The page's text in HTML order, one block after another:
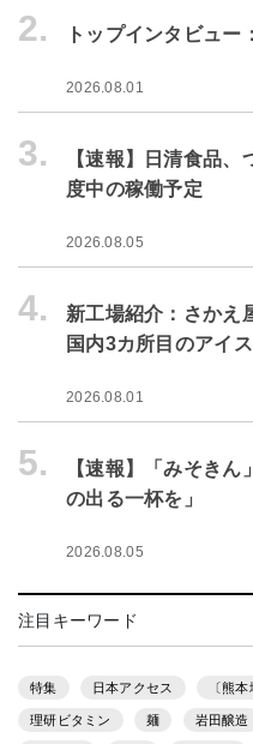
2. トップインタビュ
2026.08.01
3.
【速報】日清食品
度中の稼働予定
2026.08.05
4.
新工場紹介：さか
国内3カ所目のアイ
2026.08.01
5.
【速報】「みそき
の出る一杯を」
2026.08.05
注目キーワード
特集 日本アクセス 〔熊
理研ビタミン 麺 岩田醸造